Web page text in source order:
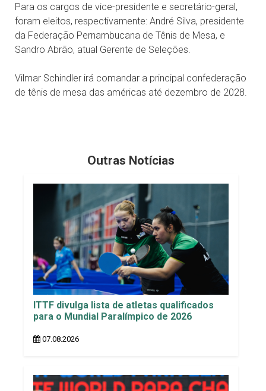
Para os cargos de vice-presidente e secretário-geral,
foram eleitos, respectivamente: André Silva, presidente
da Federação Pernambucana de Tênis de Mesa, e
Sandro Abrão, atual Gerente de Seleções.
Vilmar Schindler irá comandar a principal confederação
de tênis de mesa das américas até dezembro de 2028.
Outras Notícias
ITTF divulga lista de atletas qualificados
para o Mundial Paralímpico de 2026
07.08.2026